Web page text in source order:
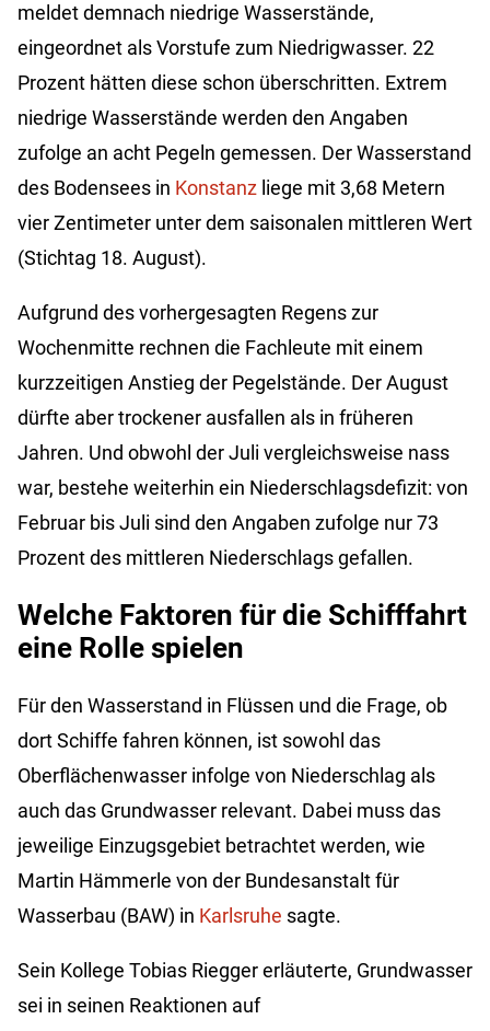
meldet demnach niedrige Wasserstände,
eingeordnet als Vorstufe zum Niedrigwasser. 22
Prozent hätten diese schon überschritten. Extrem
niedrige Wasserstände werden den Angaben
zufolge an acht Pegeln gemessen. Der Wasserstand
des Bodensees in Konstanz liege mit 3,68 Metern
vier Zentimeter unter dem saisonalen mittleren Wert
(Stichtag 18. August).
Aufgrund des vorhergesagten Regens zur
Wochenmitte rechnen die Fachleute mit einem
kurzzeitigen Anstieg der Pegelstände. Der August
dürfte aber trockener ausfallen als in früheren
Jahren. Und obwohl der Juli vergleichsweise nass
war, bestehe weiterhin ein Niederschlagsdefizit: von
Februar bis Juli sind den Angaben zufolge nur 73
Prozent des mittleren Niederschlags gefallen.
Welche Faktoren für die Schifffahrt
eine Rolle spielen
Für den Wasserstand in Flüssen und die Frage, ob
dort Schiffe fahren können, ist sowohl das
Oberflächenwasser infolge von Niederschlag als
auch das Grundwasser relevant. Dabei muss das
jeweilige Einzugsgebiet betrachtet werden, wie
Martin Hämmerle von der Bundesanstalt für
Wasserbau (BAW) in Karlsruhe sagte.
Sein Kollege Tobias Riegger erläuterte, Grundwasser
sei in seinen Reaktionen auf